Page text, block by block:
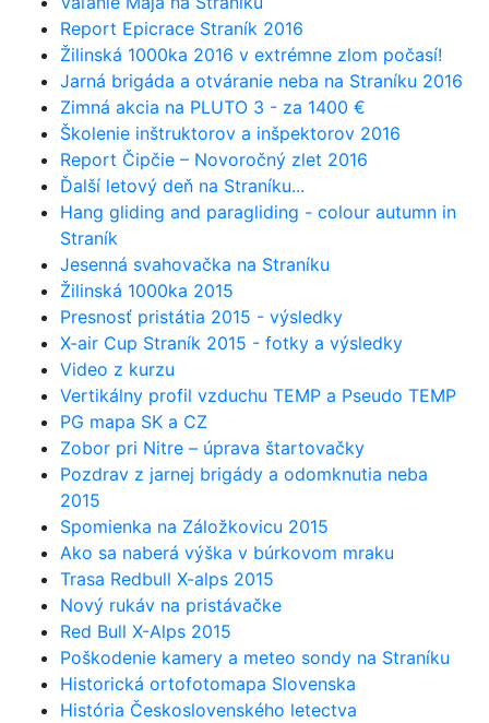
Report Epicrace Straník 2016
Žilinská 1000ka 2016 v extrémne zlom počasí!
Jarná brigáda a otváranie neba na Straníku 2016
Zimná akcia na PLUTO 3 - za 1400 €
Školenie inštruktorov a inšpektorov 2016
Report Čipčie – Novoročný zlet 2016
Ďalší letový deň na Straníku...
Hang gliding and paragliding - colour autumn in
Straník
Jesenná svahovačka na Straníku
Žilinská 1000ka 2015
Presnosť pristátia 2015 - výsledky
X-air Cup Straník 2015 - fotky a výsledky
Video z kurzu
Vertikálny profil vzduchu TEMP a Pseudo TEMP
PG mapa SK a CZ
Zobor pri Nitre – úprava štartovačky
Pozdrav z jarnej brigády a odomknutia neba
2015
Spomienka na Záložkovicu 2015
Ako sa naberá výška v búrkovom mraku
Trasa Redbull X-alps 2015
Nový rukáv na pristávačke
Red Bull X-Alps 2015
Poškodenie kamery a meteo sondy na Straníku
Historická ortofotomapa Slovenska
História Československého letectva